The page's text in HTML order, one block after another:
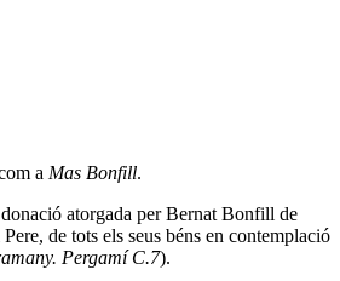
a Mas Bonfill.
atorgada per Bernat Bonfill de
de tots els seus béns en contemplació
Pergamí­ C.7).